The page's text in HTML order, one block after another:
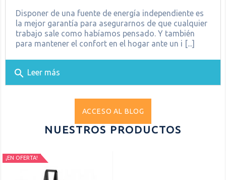
Disponer de una fuente de energía independiente es
la mejor garantía para asegurarnos de que cualquier
trabajo sale como habíamos pensado. Y también
para mantener el confort en el hogar ante un i [...]
search Leer más
ACCESO AL BLOG
NUESTROS PRODUCTOS
¡EN OFERTA!